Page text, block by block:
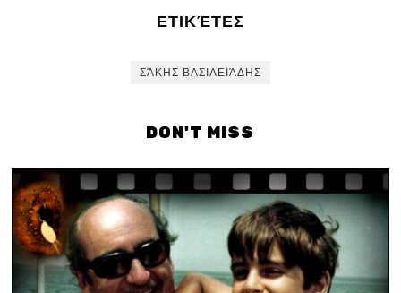
ΕΤΙΚΈΤΕΣ
ΣΆΚΗΣ ΒΑΣΙΛΕΙΆΔΗΣ
DON'T MISS